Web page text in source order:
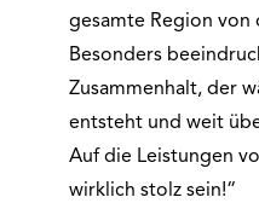
gesamte Region
Besonders
Zusammenhalt, der
entsteht und weit
Auf die Leistungen
wirklich stolz sein!“